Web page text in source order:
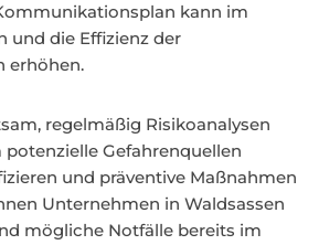
kann im
und die Effizienz der
erhöhen.
regelmäßig Risikoanalysen
Gefahrenquellen
und präventive Maßnahmen
Unternehmen in Waldsassen
mögliche Notfälle bereits im